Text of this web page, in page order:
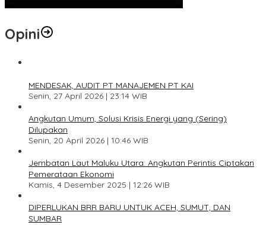
Opini
MENDESAK, AUDIT PT MANAJEMEN PT KAI
Senin, 27 April 2026 | 23:14 WIB
Angkutan Umum, Solusi Krisis Energi yang (Sering)
Dilupakan
Senin, 20 April 2026 | 10:46 WIB
Jembatan Laut Maluku Utara: Angkutan Perintis Ciptakan
Pemerataan Ekonomi
Kamis, 4 Desember 2025 | 12:26 WIB
DIPERLUKAN BRR BARU UNTUK ACEH, SUMUT, DAN
SUMBAR